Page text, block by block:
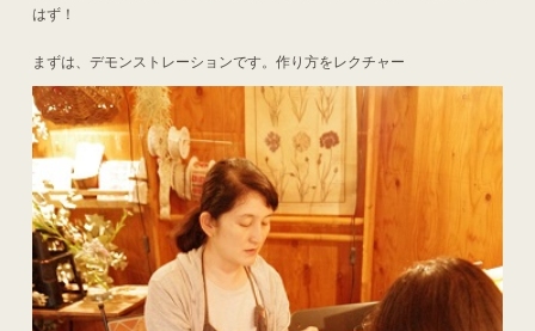
はず！
まずは、デモンストレーションです。作り方をレクチャー